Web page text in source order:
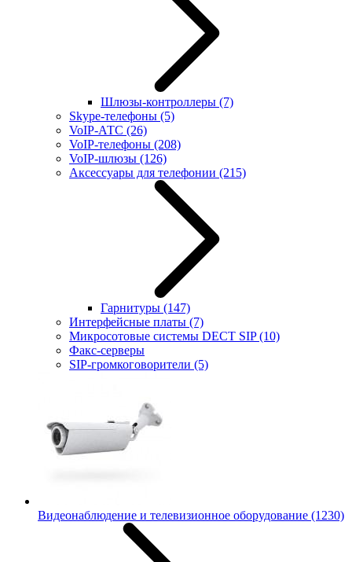
Шлюзы-контроллеры (7)
Skype-телефоны (5)
VoIP-АТС (26)
VoIP-телефоны (208)
VoIP-шлюзы (126)
Аксессуары для телефонии (215)
Гарнитуры (147)
Интерфейсные платы (7)
Микросотовые системы DECT SIP(10)
Факс-серверы
SIP-громкоговорители (5)
Видеонаблюдение и телевизионное оборудование (1230)